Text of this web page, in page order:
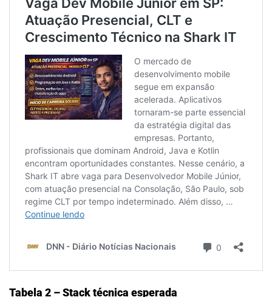
Tabela 2 – Stack técnica esperada